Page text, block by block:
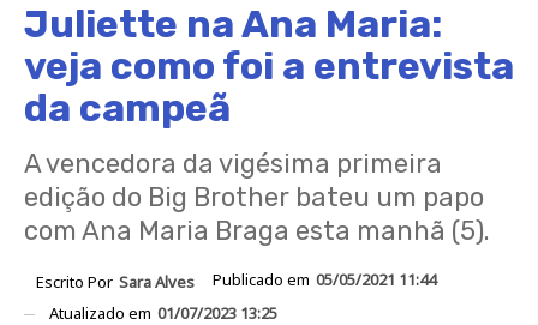
Juliette na Ana Maria:
veja como foi a entrevista
da campeã
A vencedora da vigésima primeira
edição do Big Brother bateu um papo
com Ana Maria Braga esta manhã (5).
Escrito Por Sara Alves Publicado em 05/05/2021 11:44
Atualizado em 01/07/2023 13:25